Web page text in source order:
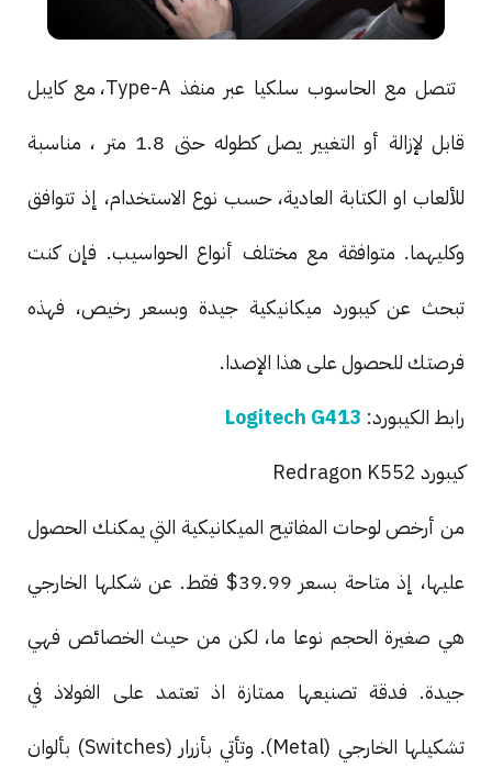
تتصل مع الحاسوب سلكيا عبر منفذ Type-A، مع كايبل
قابل لإزالة أو التغيير يصل كطوله حتى 1.8 متر ، مناسبة
للألعاب او الكتابة العادية، حسب نوع الاستخدام، إذ تتوافق
وكليهما. متوافقة مع مختلف أنواع الحواسيب. فإن كنت
تبحث عن كيبورد ميكانيكية جيدة وبسعر رخيص، فهذه
فرصتك للحصول على هذا الإصدا.
رابط الكيبورد: Logitech G413
كيبورد Redragon K552
من أرخص لوحات المفاتيح الميكانيكية التي يمكنك الحصول
عليها، إذ متاحة بسعر 39.99$ فقط. عن شكلها الخارجي
هي صغيرة الحجم نوعا ما، لكن من حيث الخصائص فهي
جيدة. فدقة تصنيعها ممتازة اذ تعتمد على الفولاذ في
تشكيلها الخارجي (Metal). وتأتي بأزرار (Switches) بألوان